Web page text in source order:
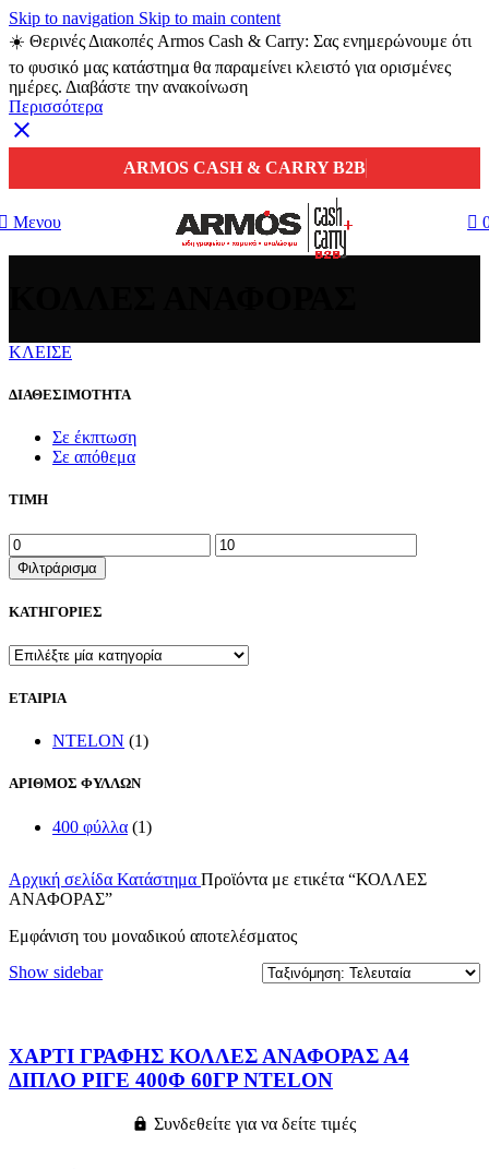
Skip to navigation Skip to main content
☀️ Θερινές Διακοπές Armos Cash & Carry: Σας ενημερώνουμε ότι
το φυσικό μας κατάστημα θα παραμείνει κλειστό για ορισμένες
ημέρες. Διαβάστε την ανακοίνωση
Περισσότερα
ARMOS CASH & CARRY B2B
Μενου
ΚΛΕΙΣΕ
ΔΙΑΘΕΣΙΜΟΤΗΤΑ
Σε έκπτωση
Σε απόθεμα
ΤΙΜΗ
Ελάχιστη
τιμή
Μέγιστη
τιμή
Φιλτράρισμα
ΚΑΤΗΓΟΡΙΕΣ
ΕΤΑΙΡΙΑ
NTELON (1)
ΑΡΙΘΜΟΣ ΦΥΛΛΩΝ
400 φύλλα (1)
Αρχική σελίδα Κατάστημα Προϊόντα με ετικέτα “ΚΟΛΛΕΣ
ΑΝΑΦΟΡΑΣ”
Εμφάνιση του μοναδικού αποτελέσματος
Show sidebar
ΧΑΡΤΙ ΓΡΑΦΗΣ ΚΟΛΛΕΣ ΑΝΑΦΟΡΑΣ Α4
ΔΙΠΛΟ ΡΙΓΕ 400Φ 60ΓΡ NTELON
Συνδεθείτε για να δείτε τιμές